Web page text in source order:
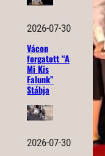
2026-07-30
Vácon
forgatott “A
Mi Kis
Falunk”
Stábja
2026-07-30